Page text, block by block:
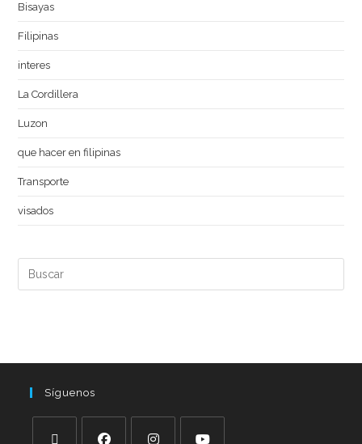
Bisayas
Filipinas
interes
La Cordillera
Luzon
que hacer en filipinas
Transporte
visados
Síguenos